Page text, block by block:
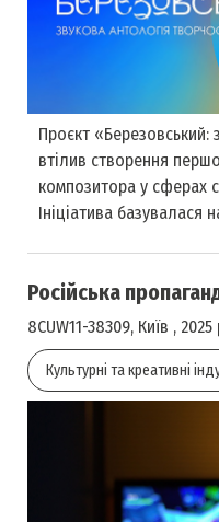
Проєкт «Березовський:
втілив створення
композитора у сферах
Ініціатива базувалася
Російська
8CUW11-38309, Київ , 2025
Культурні та креативні